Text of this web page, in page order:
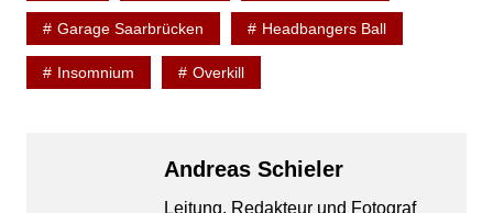
Garage Saarbrücken Headbangers Ball
Insomnium Overkill
Andreas Schieler
Leitung, Redakteur und Fotograf